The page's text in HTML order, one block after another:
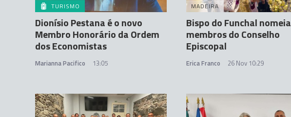
TURISMO
Dionísio Pestana é o novo
Membro Honorário da Ordem
dos Economistas
Marianna Pacifico 13:05
MADEIRA
Bispo do Funchal nomeia
membros do Conselho
Episcopal
Erica Franco 26 Nov 10:29